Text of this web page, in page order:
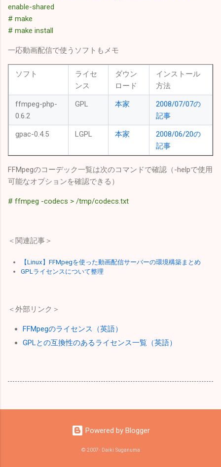
enable-shared
# make
# make install
一応動画配信で使うソフトもメモ
ソフト
ライセ
ンス
ダウン
ロード
インストール
方法
ffmpeg-php-
0.6.2
GPL 本家
2008/07/07の
記事
gpac-0.4.5 LGPL 本家
2008/06/20の
記事
FFMpegのコーデック一覧は次のコマンドで確認（-helpで使用
可能なオプションを確認できる）
# ffmpeg -codecs > /tmp/codecs.txt
＜関連記事＞
【Linux】FFMpegを使った動画配信サーバーの環境構築まとめ
GPLライセンスについて整理
＜外部リンク＞
FFMpegのライセンス（英語）
GPLとの互換性のあるライセンス一覧（英語）
Powered by Blogger
© 2007- Daiki Suganuma